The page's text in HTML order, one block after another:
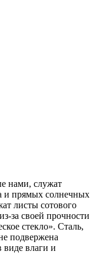
нами, служат
и прямых солнечных
листы сотового
за своей прочности
стекло». Сталь,
подвержена
влаги и